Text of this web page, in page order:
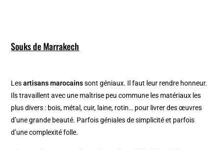
Souks de Marrakech
Lesartisans marocainssont géniaux. Il faut leur rendre honneur.
Ils travaillent avec une maîtrise peu commune les matériaux les
plus divers : bois, métal, cuir, laine, rotin… pour livrer des œuvres
d’une grande beauté. Parfois géniales de simplicité et parfois
d’une complexité folle.